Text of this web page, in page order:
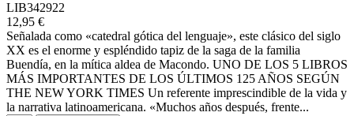
LIB342922
12,95 €
Señalada como «catedral gótica del lenguaje», este clásico del siglo
XX es el enorme y espléndido tapiz de la saga de la familia
Buendía, en la mítica aldea de Macondo. UNO DE LOS 5 LIBROS
MÁS IMPORTANTES DE LOS ÚLTIMOS 125 AÑOS SEGÚN
THE NEW YORK TIMES Un referente imprescindible de la vida y
la narrativa latinoamericana. «Muchos años después, frente...